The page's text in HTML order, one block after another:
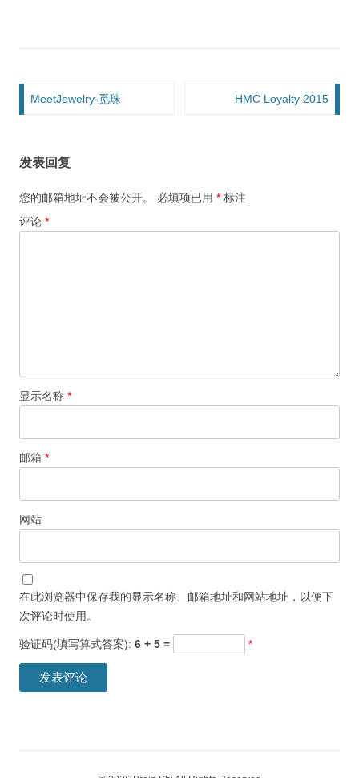
文章导航
MeetJewelry-觅珠 HMC Loyalty 2015
发表回复
您的邮箱地址不会被公开。 必填项已用 * 标注
评论 *
显示名称 *
邮箱 *
网站
在此浏览器中保存我的显示名称、邮箱地址和网站地址，以便下
次评论时使用。
验证码(填写算式答案): 6 + 5 = *